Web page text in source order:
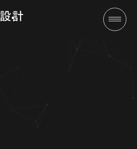
股份有限公司-台
司-蘋果seo關鍵字